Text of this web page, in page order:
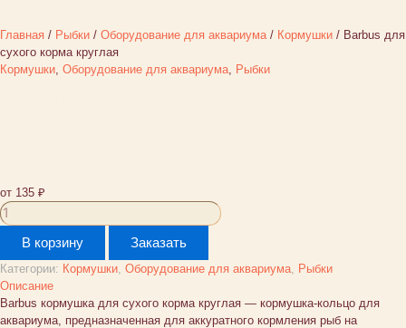
Главная / Рыбки / Оборудование для аквариума / Кормушки / Barbus для
сухого корма круглая
Кормушки Оборудование для аквариума Рыбки
от 135 ₽
Количество
товара
Barbus
для
сухого
корма
круглая
В корзину Заказать
Категории: Кормушки Оборудование для аквариума Рыбки
Описание
Barbus кормушка для сухого корма круглая — кормушка-кольцо для
аквариума, предназначенная для аккуратного кормления рыб на